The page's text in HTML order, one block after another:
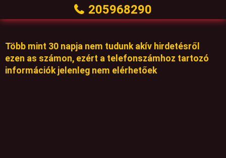
205968290
Több mint 30 napja nem tudunk akív hirdetésről
ezen as számon, ezért a telefonszámhoz tartozó
információk jelenleg nem elérhetőek